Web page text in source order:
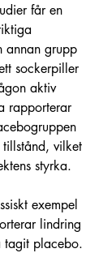
får en
annan grupp
sockerpiller
aktiv
rapporterar
vilket
styrka.
exempel
lindring
tagit placebo.